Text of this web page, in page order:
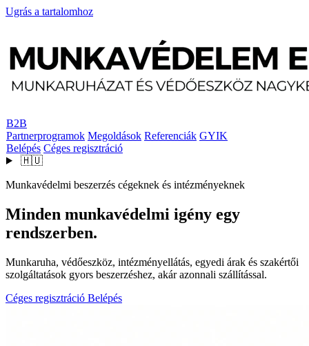
Ugrás a tartalomhoz
B2B
Partnerprogramok Megoldások Referenciák GYIK
Belépés Céges regisztráció
🇭🇺
Munkavédelmi beszerzés cégeknek és intézményeknek
Minden munkavédelmi igény egy
rendszerben.
Munkaruha, védőeszköz, intézményellátás, egyedi árak és szakértői
szolgáltatások gyors beszerzéshez, akár azonnali szállítással.
Céges regisztráció Belépés